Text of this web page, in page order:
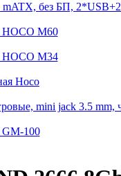
без БП,
HOCO M60
HOCO M34
Hoco
mini jack 3.5 mm,
100